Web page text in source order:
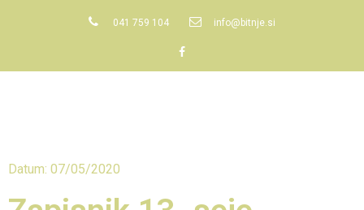
041 759 104 info@bitnje.si
Datum: 07/05/2020